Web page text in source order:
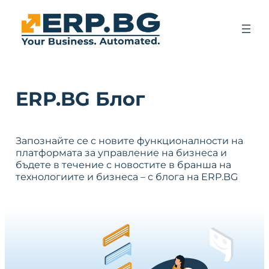
ERP.BG Блог
Запознайте се с новите функционалности на
платформата за управление на бизнеса и
бъдете в течение с новостите в бранша на
технологиите и бизнеса – с блога на ERP.BG